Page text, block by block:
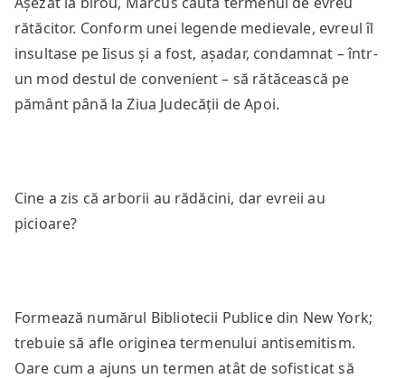
rătăcitor. Conform unei legende medievale, evreul îl
insultase pe Iisus și a fost, așadar, condamnat – într-
un mod destul de convenient – să rătăcească pe
pământ până la Ziua Judecății de Apoi.
Cine a zis că arborii au rădăcini, dar evreii au
picioare?
Formează numărul Bibliotecii Publice din New York;
trebuie să afle originea termenului antisemitism.
Oare cum a ajuns un termen atât de sofisticat să